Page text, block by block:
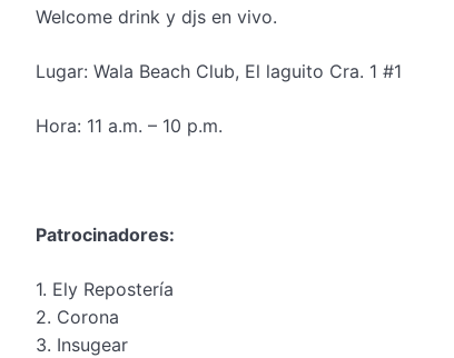
Welcome drink y djs en vivo.
Lugar: Wala Beach Club, El laguito Cra. 1 #1
Hora: 11 a.m. – 10 p.m.
Patrocinadores:
1. Ely Repostería
2. Corona
3. Insugear